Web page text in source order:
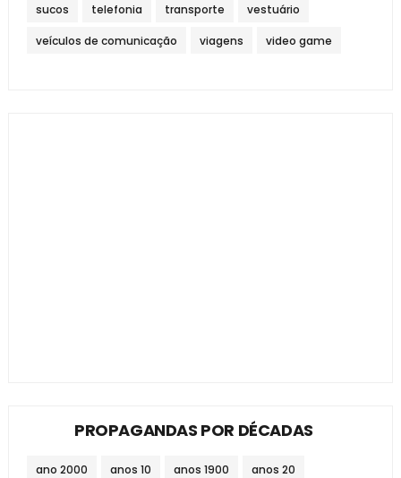
sucos telefonia transporte vestuário
veículos de comunicação viagens video game
PROPAGANDAS POR DÉCADAS
ano 2000 anos 10 anos 1900 anos 20